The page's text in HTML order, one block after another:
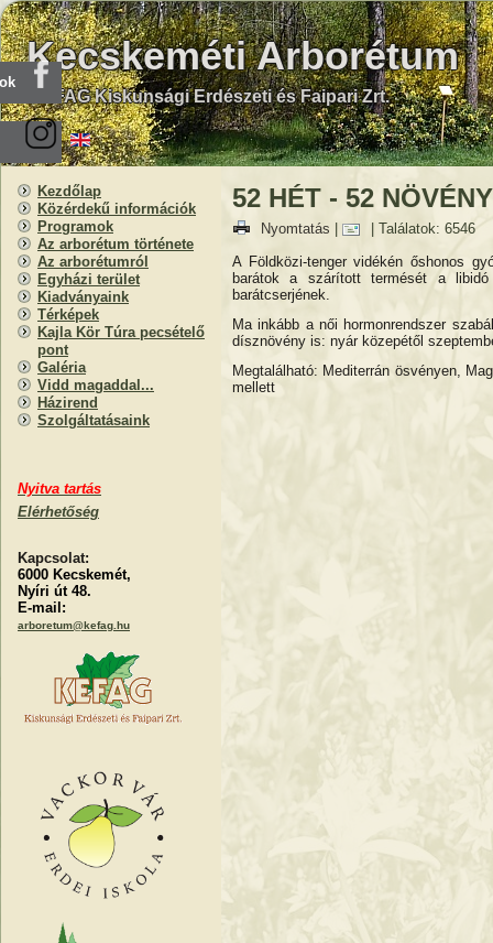
Kecskeméti Arborétum
KEFAG Kiskunsági Erdészeti és Faipari Zrt.
Kezdőlap
Közérdekű információk
Programok
Az arborétum története
Az arborétumról
Egyházi terület
Kiadványaink
Térképek
Kajla Kör Túra pecsételő
pont
Galéria
Vidd magaddal...
Házirend
Szolgáltatásaink
Nyitva tartás
Elérhetőség
Kapcsolat:
6000 Kecskemét,
Nyíri út 48.
E-mail:
arboretum@kefag.hu
52 HÉT - 52
Nyomtatás
| Találatok: 6546
A Földközi-tenger vidékén őshonos
barátok a szárított termését a
barátcserjének.
Ma inkább a női hormonrendszer
dísznövény is: nyár közepétől
Megtalálható: Mediterrán ösvényen,
mellett